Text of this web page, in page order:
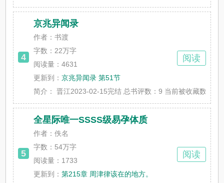
4
京兆异闻录
作者：书渡
字数：22万字
阅读量：4631
更新到：京兆异闻录 第51节
简介：
晋江2023-02-15完结 总书评数：9 当前被收藏数：
阅读
5
全星际唯一SSSS级易孕体质
作者：佚名
字数： 54万字
阅读量：1733
更新到：第215章 周津律该在的地方。
阅读